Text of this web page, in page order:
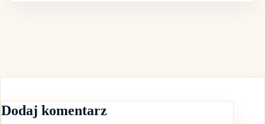
Dodaj komentarz